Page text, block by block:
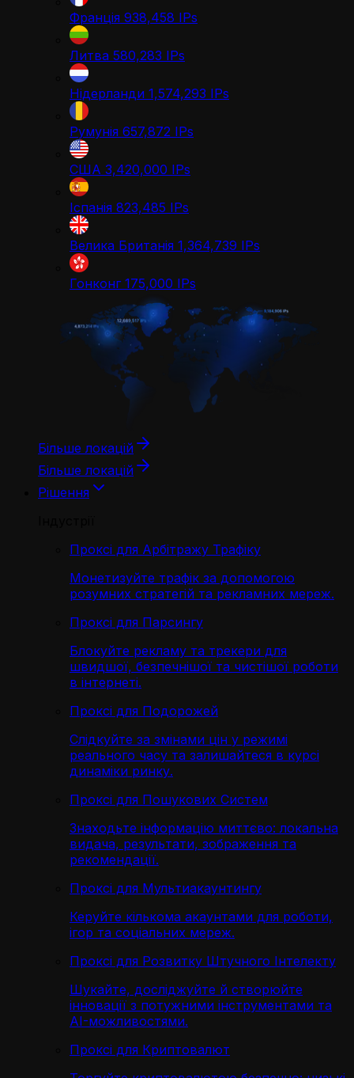
Франція 938,458 IPs
Литва 580,283 IPs
Нідерланди 1,574,293 IPs
Румунія 657,872 IPs
США 3,420,000 IPs
Іспанія 823,485 IPs
Велика Британія 1,364,739 IPs
Гонконг 175,000 IPs
Більше локацій
Більше локацій
Рішення
Проксі для Арбітражу Трафіку
Монетизуйте трафік за допомогою
розумних стратегій та рекламних мереж.
Проксі для Парсингу
Блокуйте рекламу та трекери для
швидшої, безпечнішої та чистішої роботи
в інтернеті.
Проксі для Подорожей
Слідкуйте за змінами цін у режимі
реального часу та залишайтеся в курсі
динаміки ринку.
Проксі для Пошукових Систем
Знаходьте інформацію миттєво: локальна
видача, результати, зображення та
рекомендації.
Проксі для Мультиакаунтингу
Керуйте кількома акаунтами для роботи,
ігор та соціальних мереж.
Проксі для Розвитку Штучного Інтелекту
Шукайте, досліджуйте й створюйте
інновації з потужними інструментами та
AI-можливостями.
Проксі для Криптовалют